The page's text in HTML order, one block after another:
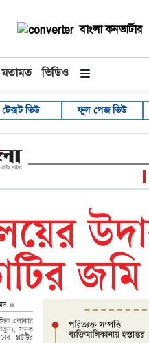
বাংলা কনভার্টার
মতামত ভিডিও
টেক্সট ভিউ ফুল পেজ ভিউ